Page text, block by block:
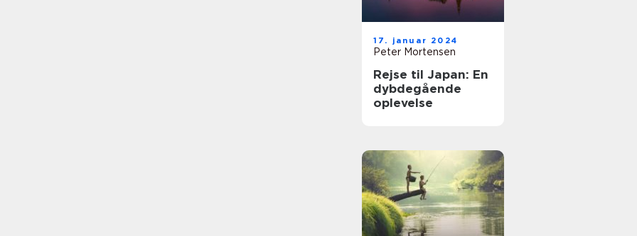
17. januar 2024
Peter Mortensen
Rejse til Japan: En
dybdegående
oplevelse